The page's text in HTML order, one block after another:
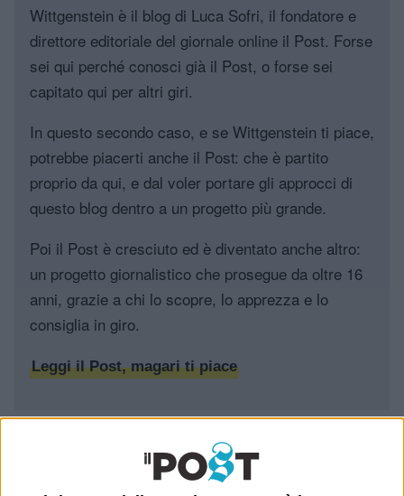
Wittgenstein è il blog di Luca Sofri, il fondatore e
direttore editoriale del giornale online il Post. Forse
sei qui perché conosci già il Post, o forse sei
capitato qui per altri giri.
In questo secondo caso, e se Wittgenstein ti piace,
potrebbe piacerti anche il Post: che è partito
proprio da qui, e dal voler portare gli approcci di
questo blog dentro a un progetto più grande.
Poi il Post è cresciuto ed è diventato anche altro:
un progetto giornalistico che prosegue da oltre 16
anni, grazie a chi lo scopre, lo apprezza e lo
consiglia in giro.
Leggi il Post, magari ti piace